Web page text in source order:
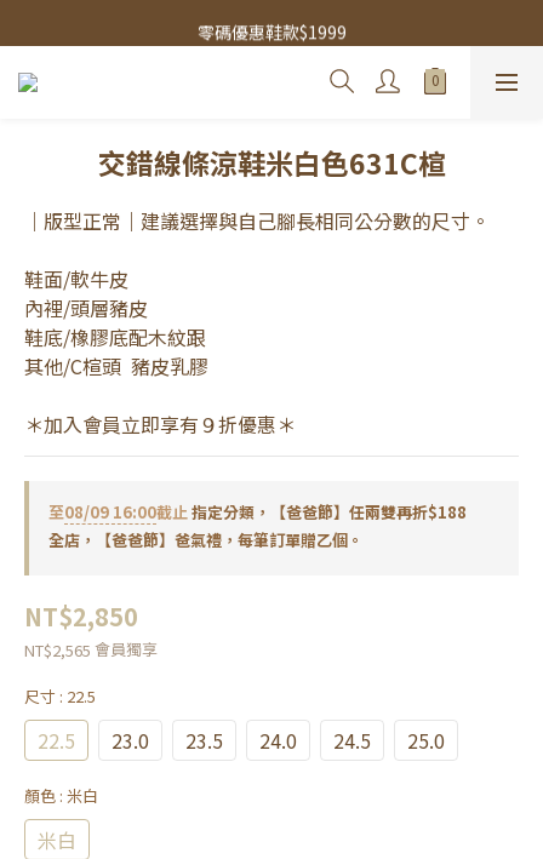
零碼優惠鞋款$1999
零碼優惠鞋款$1999
微瑕疵小白鞋$1199
交錯線條涼鞋米白色631C楦
｜版型正常｜建議選擇與自己腳長相同公分數的尺寸。
鞋面/軟牛皮
內裡/頭層豬皮
鞋底/橡膠底配木紋跟
其他/C楦頭  豬皮乳膠
＊加入會員立即享有９折優惠＊
至08/09 16:00截止指定分類，【爸爸節】任兩雙再折$188
全店，【爸爸節】爸氣禮，每筆訂單贈乙個。
NT$2,850
NT$2,565 會員獨享
尺寸 : 22.5
22.5 23.0 23.5 24.0 24.5 25.0
顏色 : 米白
米白